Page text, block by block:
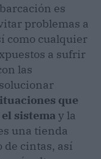
es
problemas a
como cualquier
a sufrir
las
que
sistema y la
una tienda
de cintas, así